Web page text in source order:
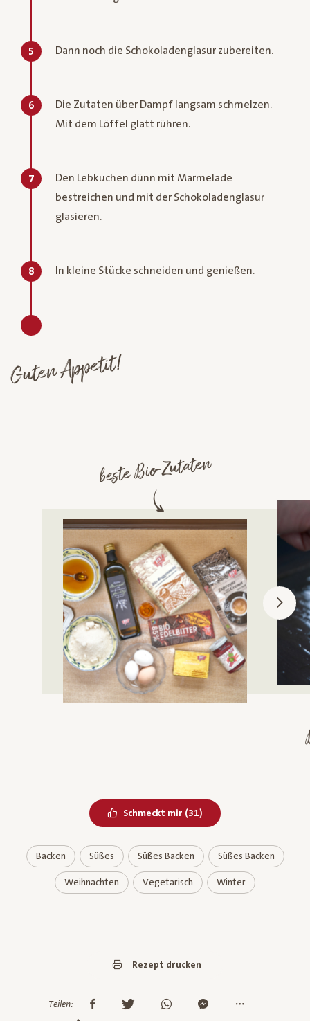
5 Dann noch die Schokoladenglasur zubereiten.
6
Die Zutaten über Dampf langsam schmelzen.
Mit dem Löffel glatt rühren.
7
Den Lebkuchen dünn mit Marmelade
bestreichen und mit der Schokoladenglasur
glasieren.
8 In kleine Stücke schneiden und genießen.
Guten Appetit!
beste Bio-Zutaten
Schmeckt mir Bereits geliked
(31)
Backen Süßes Süßes Backen Süßes Backen
Weihnachten Vegetarisch Winter
Rezept drucken
Teilen: